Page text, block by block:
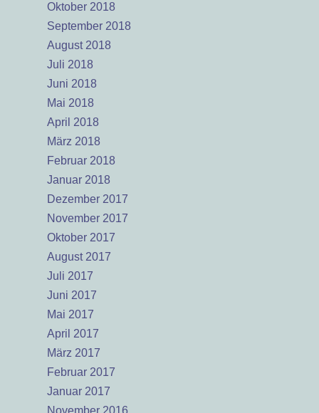
Oktober 2018
September 2018
August 2018
Juli 2018
Juni 2018
Mai 2018
April 2018
März 2018
Februar 2018
Januar 2018
Dezember 2017
November 2017
Oktober 2017
August 2017
Juli 2017
Juni 2017
Mai 2017
April 2017
März 2017
Februar 2017
Januar 2017
November 2016